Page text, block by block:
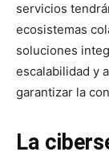
servicios
ecosistemas
soluciones
escalabilidad y
garantizar la
La